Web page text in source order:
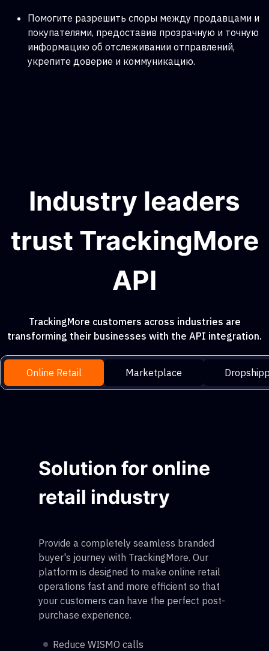
Помогите разрешить споры между продавцами и
покупателями, предоставив прозрачную и точную
информацию об отслеживании отправлений,
укрепите доверие и коммуникацию.
Industry leaders
trust TrackingMore
API
TrackingMore customers across industries are
transforming their businesses with the API integration.
Online Retail Marketplace
Solution for online
retail industry
Provide a completely seamless branded
buyer's journey with TrackingMore. Our
platform is designed to make online retail
operations fast and more efficient so that
your customers can have the perfect post-
purchase experience.
Reduce WISMO calls